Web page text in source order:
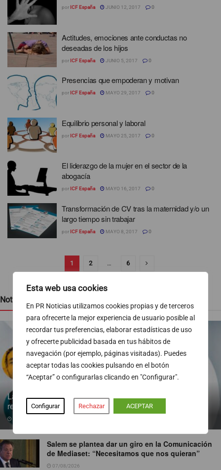
Esta web usa cookies
En PR Noticias utilizamos cookies propias y de terceros
para ofrecerte la mejor experiencia de usuario posible al
recordar tus preferencias, elaborar estadísticas de uso
y ofrecerte publicidad basada en tus hábitos de
navegación (por ejemplo, páginas visitadas). Puedes
aceptar todas las cookies pulsando en el botón
“Aceptar” o configurarlas clicando en "Configurar".
Configurar Rechazar ACEPTAR
por ICF España JUNIO 12, 2017 0
Actitudes, emociones ante conductas no
deseadas de los hijos
por ICF España JUNIO 5, 2017 0
Presencias que empoderan y motivan
por ICF España MAYO 29, 2017 0
Equilibrio personal y laboral
por ICF España MAYO 25, 2017 0
El liderazgo de la mujer en el sector de la
abogacía
por ICF España MAYO 16, 2017 0
Transformación de CV tras la maternidad y/o un
largo tiempo sin trabajar
por ICF España MAYO 8, 2017 0
1 2 … 6
Noticias recientes
La inmigración gana peso en el mercado laboral tras la
regularización masiva
Salem se plantea dar un giro en la Comunicación
de Mediaset: “Necesitamos que nos quieran”
07/08/2026